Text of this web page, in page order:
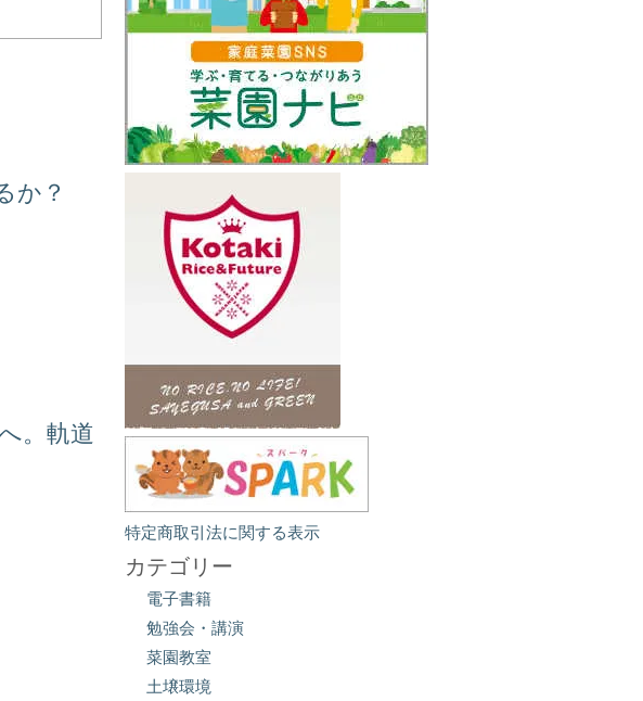
か？
。軌道
特定商取引法に関する表示
カテゴリー
電子書籍
勉強会・講演
菜園教室
土壌環境